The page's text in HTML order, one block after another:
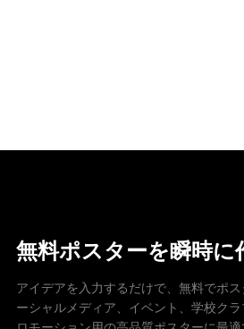
無料ポスターを瞬時に
アイデアを入力するだけで、無料でポ
ーシャルメディア、イベント、学校ク